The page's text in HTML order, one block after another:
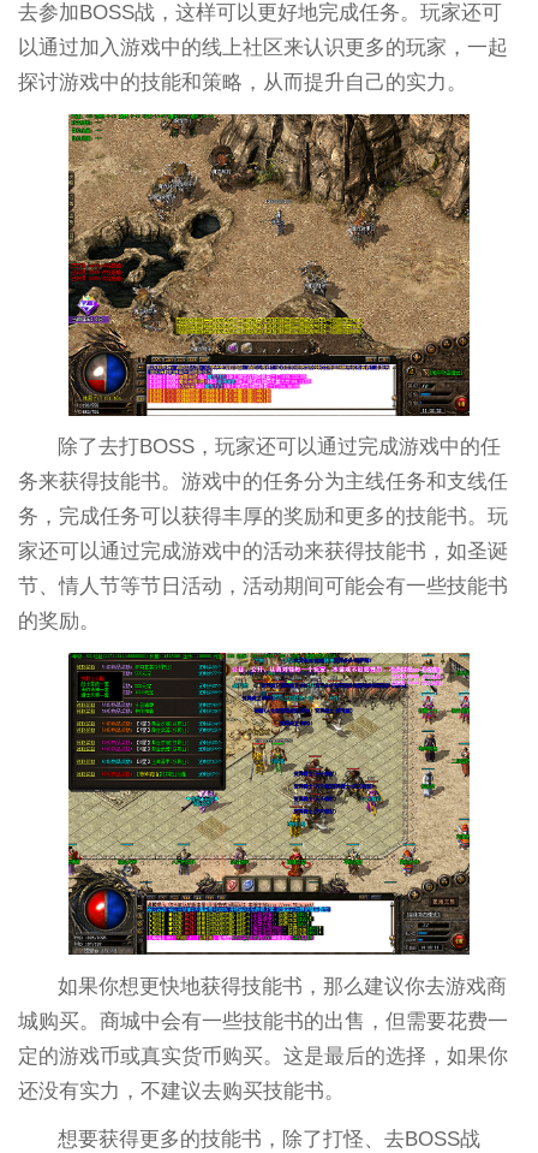
去参加BOSS战，这样可以更好地完成任务。玩家还可
以通过加入游戏中的线上社区来认识更多的玩家，一起
探讨游戏中的技能和策略，从而提升自己的实力。
除了去打BOSS，玩家还可以通过完成游戏中的任
务来获得技能书。游戏中的任务分为主线任务和支线任
务，完成任务可以获得丰厚的奖励和更多的技能书。玩
家还可以通过完成游戏中的活动来获得技能书，如圣诞
节、情人节等节日活动，活动期间可能会有一些技能书
的奖励。
如果你想更快地获得技能书，那么建议你去游戏商
城购买。商城中会有一些技能书的出售，但需要花费一
定的游戏币或真实货币购买。这是最后的选择，如果你
还没有实力，不建议去购买技能书。
想要获得更多的技能书，除了打怪、去BOSS战